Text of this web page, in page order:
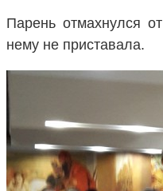
Парень отмахнулся
нему не приставала.